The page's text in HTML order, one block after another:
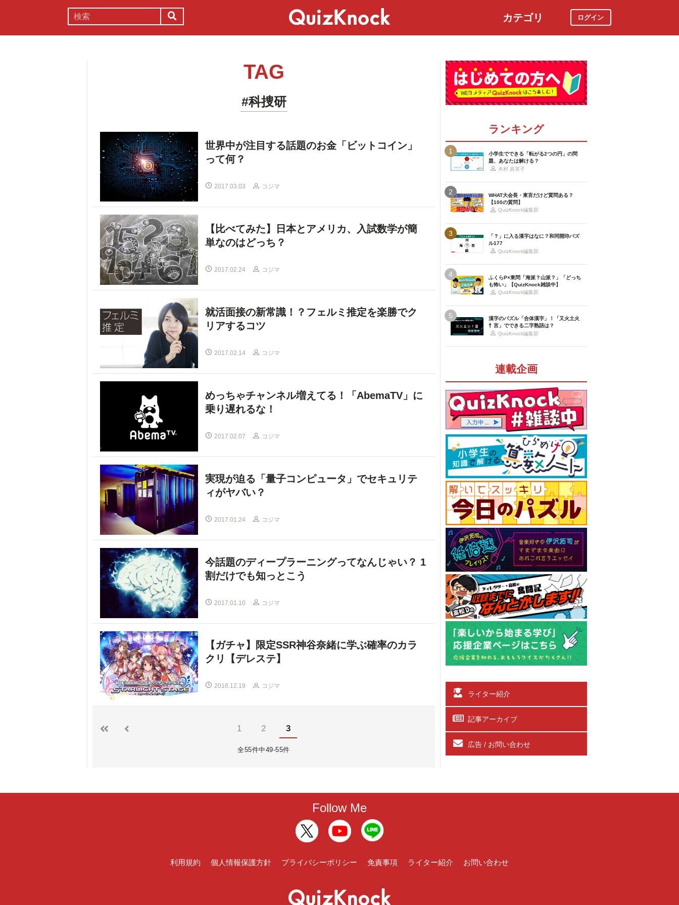
カテゴリ ログイン
TAG
#科捜研
世界中が注目する話題のお金「ビットコイン」
って何？
2017.03.03 コジマ
【比べてみた】日本とアメリカ、入試数学が簡
単なのはどっち？
2017.02.24 コジマ
就活面接の新常識！？フェルミ推定を楽勝でク
リアするコツ
2017.02.14 コジマ
めっちゃチャンネル増えてる！「AbemaTV」に
乗り遅れるな！
2017.02.07 コジマ
実現が迫る「量子コンピュータ」でセキュリテ
ィがヤバい？
2017.01.24 コジマ
今話題のディープラーニングってなんじゃい？ 1
割だけでも知っとこう
2017.01.10 コジマ
【ガチャ】限定SSR神谷奈緒に学ぶ確率のカラ
クリ【デレステ】
2016.12.19 コジマ
1 2 3
全55件中49-55件
ランキング
1
小学生でできる「転がる2つの円」の問
題、あなたは解ける？
木村 真実子
2
WHAT大会長・東言だけど質問ある？
【100の質問】
QuizKnock編集部
3
「？」に入る漢字はなに？和同開珎パズ
ル177
QuizKnock編集部
4
ふくらP×東問「海派？山派？」「どっち
も怖い」【QuizKnock雑談中】
QuizKnock編集部
5
漢字のパズル「合体漢字」！「又火土火
忄言」でできる二字熟語は？
QuizKnock編集部
連載企画
ライター紹介
記事アーカイブ
広告 / お問い合わせ
Follow Me
利用規約 個人情報保護方針 プライバシーポリシー 免責事項 ライター紹介 お問い合わせ